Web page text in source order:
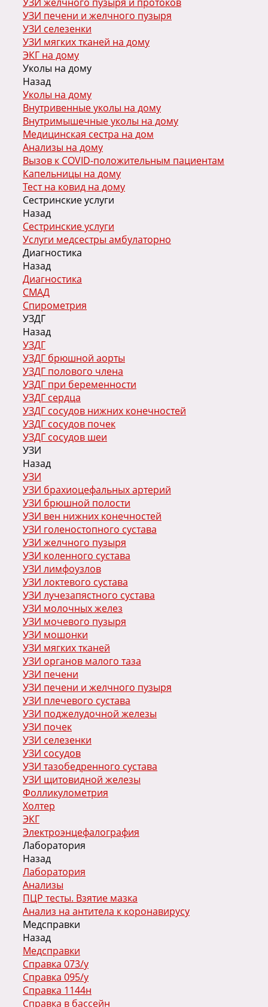
УЗИ печени и желчного пузыря
УЗИ селезенки
УЗИ мягких тканей на дому
ЭКГ на дому
Уколы на дому
Назад
Уколы на дому
Внутривенные уколы на дому
Внутримышечные уколы на дому
Медицинская сестра на дом
Анализы на дому
Вызов к COVID-положительным пациентам
Капельницы на дому
Тест на ковид на дому
Сестринские услуги
Назад
Сестринские услуги
Услуги медсестры амбулаторно
Диагностика
Назад
Диагностика
СМАД
Спирометрия
УЗДГ
Назад
УЗДГ
УЗДГ брюшной аорты
УЗДГ полового члена
УЗДГ при беременности
УЗДГ сердца
УЗДГ сосудов нижних конечностей
УЗДГ сосудов почек
УЗДГ сосудов шеи
УЗИ
Назад
УЗИ
УЗИ брахиоцефальных артерий
УЗИ брюшной полости
УЗИ вен нижних конечностей
УЗИ голеностопного сустава
УЗИ желчного пузыря
УЗИ коленного сустава
УЗИ лимфоузлов
УЗИ локтевого сустава
УЗИ лучезапястного сустава
УЗИ молочных желез
УЗИ мочевого пузыря
УЗИ мошонки
УЗИ мягких тканей
УЗИ органов малого таза
УЗИ печени
УЗИ печени и желчного пузыря
УЗИ плечевого сустава
УЗИ поджелудочной железы
УЗИ почек
УЗИ селезенки
УЗИ сосудов
УЗИ тазобедренного сустава
УЗИ щитовидной железы
Фолликулометрия
Холтер
ЭКГ
Электроэнцефалография
Лаборатория
Назад
Лаборатория
Анализы
ПЦР тесты. Взятие мазка
Анализ на антитела к коронавирусу
Медсправки
Назад
Медсправки
Справка 073/у
Справка 095/у
Справка 1144н
Справка в бассейн